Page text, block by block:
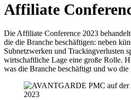
Affiliate
Die Affiliate Conference 2023
die die Branche beschäftigen: neben
Subnetzwerken und Trackingverlusten
wirtschaftliche Lage eine große Rolle.
was die Branche beschäftigt und wo die